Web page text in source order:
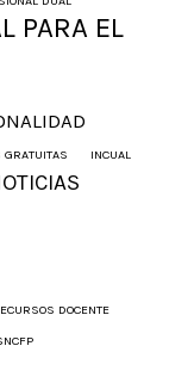
PARA EL
INCUAL
DOCENTE